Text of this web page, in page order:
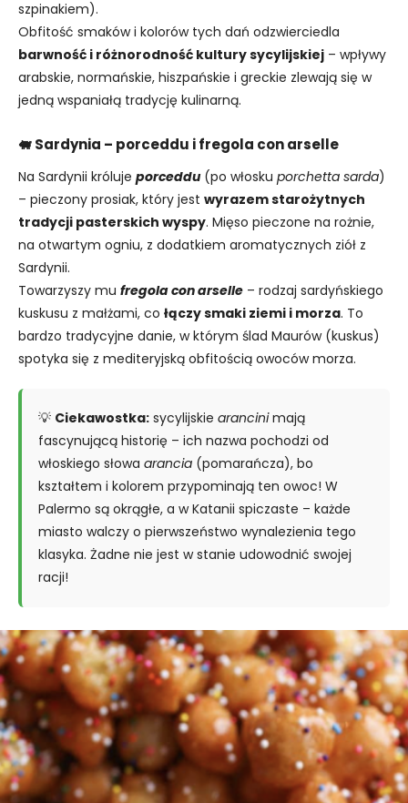
szpinakiem).
Obfitość smaków i kolorów tych dań odzwierciedla
barwność i różnorodność kultury sycylijskiej – wpływy
arabskie, normańskie, hiszpańskie i greckie zlewają się w
jedną wspaniałą tradycję kulinarną.
🐖 Sardynia – porceddu i fregola con arselle
Na Sardynii króluje porceddu(po włosku porchetta sarda)
– pieczony prosiak, który jest wyrazem starożytnych
tradycji pasterskich wyspy. Mięso pieczone na rożnie,
na otwartym ogniu, z dodatkiem aromatycznych ziół z
Sardynii.
Towarzyszy mu fregola con arselle – rodzaj sardyńskiego
kuskusu z małżami, co łączy smaki ziemi i morza. To
bardzo tradycyjne danie, w którym ślad Maurów (kuskus)
spotyka się z mediteryjską obfitością owoców morza.
💡 Ciekawostka: sycylijskie arancinimają
fascynującą historię – ich nazwa pochodzi od
włoskiego słowa arancia (pomarańcza), bo
kształtem i kolorem przypominają ten owoc! W
Palermo są okrągłe, a w Katanii spiczaste – każde
miasto walczy o pierwszeństwo wynalezienia tego
klasyka. Żadne nie jest w stanie udowodnić swojej
racji!